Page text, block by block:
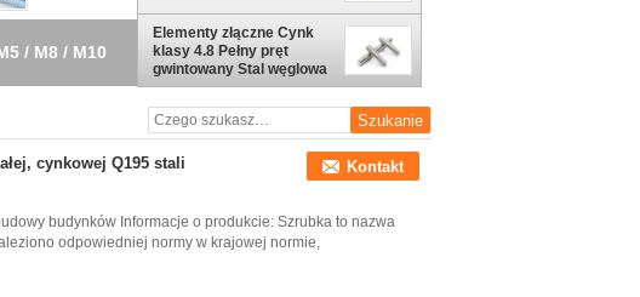
Elementy złączne Cynk
klasy 4.8 Pełny pręt
gwintowany Stal węglowa
Q195 Stal Din 975 M6*1m
cynkowej Q195 stali
Kontakt
budynków Informacje o produkcie: Szrubka to nazwa
odpowiedniej normy w krajowej normie,